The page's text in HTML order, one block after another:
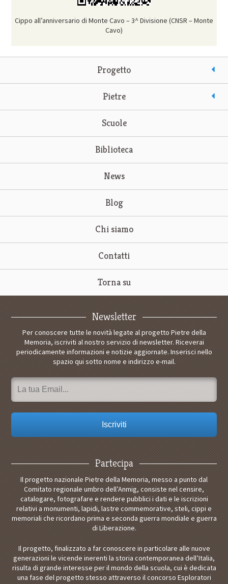
Cippo all’anniversario di Monte Cavo – 3^ Divisione (CNSR – Monte
Cavo)
Progetto
Pietre
Scuole
Biblioteca
News
Blog
Chi siamo
Contatti
Torna su
Newsletter
Per conoscere tutte le novità legate al progetto Pietre della
Memoria, iscriviti al nostro servizio di newsletter. Riceverai
periodicamente informazioni e notizie aggiornate. Inserisci nello
spazio qui sotto nome e indirizzo e-mail.
Partecipa
Il progetto nazionale Pietre della Memoria, messo a punto dal
Comitato regionale umbro dell’Anmig, consiste nel censire,
catalogare, fotografare e rendere pubblici i dati e le iscrizioni
relativi a monumenti, lapidi, lastre commemorative, steli, cippi e
memoriali che ricordano prima e seconda guerra mondiale e guerra
di Liberazione.
Il progetto, finalizzato a far conoscere in particolare alle nuove
generazioni le vicende inerenti la storia contemporanea dell’Italia,
risulta di grande interesse per il mondo della scuola, cui è dedicata
una fase del progetto stesso attraverso il concorso Esploratori